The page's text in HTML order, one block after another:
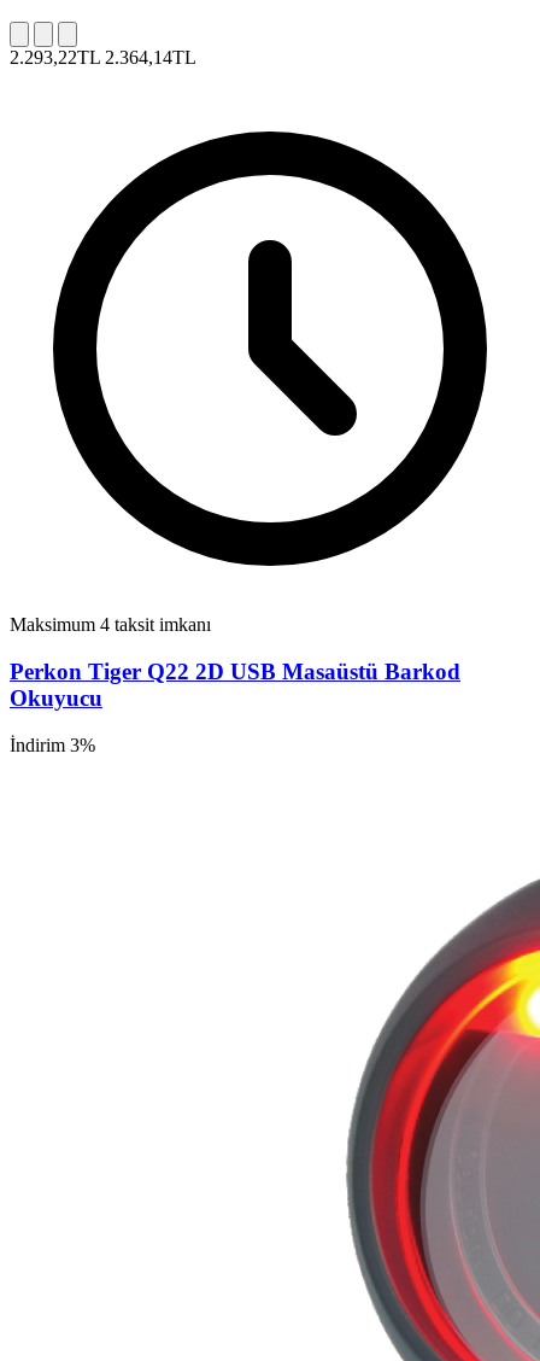
2.293,22TL 2.364,14TL
Maksimum 4 taksit imkanı
Perkon Tiger Q22 2D USB Masaüstü Barkod
Okuyucu
İndirim 3%